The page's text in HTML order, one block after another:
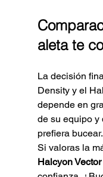
aleta te
La decisión
Density y el
depende en
de su equipo y
prefiera bucear.
Si valoras la
Halcyon